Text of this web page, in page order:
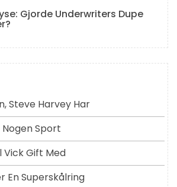
Gjorde Underwriters Dupe
Steve Harvey Har
Sport
Vick Gift Med
En Superskålring